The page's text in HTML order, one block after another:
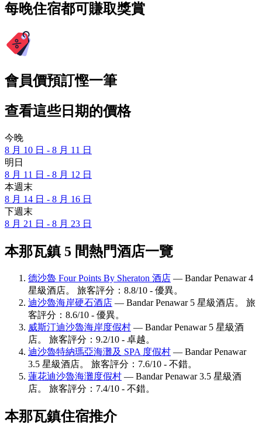
每晚住宿都可賺取獎賞
會員價預訂慳一筆
查看這些日期的價格
今晚
8 月 10 日 - 8 月 11 日
明日
8 月 11 日 - 8 月 12 日
本週末
8 月 14 日 - 8 月 16 日
下週末
8 月 21 日 - 8 月 23 日
本那瓦鎮 5 間熱門酒店一覽
德沙魯 Four Points By Sheraton 酒店 — Bandar Penawar 4
星級酒店。 旅客評分：8.8/10 - 優異。
迪沙魯海岸硬石酒店 — Bandar Penawar 5 星級酒店。 旅
客評分：8.6/10 - 優異。
威斯汀迪沙魯海岸度假村 — Bandar Penawar 5 星級酒
店。 旅客評分：9.2/10 - 卓越。
迪沙魯特納瑪亞海灘及 SPA 度假村 — Bandar Penawar
3.5 星級酒店。 旅客評分：7.6/10 - 不錯。
蓮花迪沙魯海灘度假村 — Bandar Penawar 3.5 星級酒
店。 旅客評分：7.4/10 - 不錯。
本那瓦鎮住宿推介